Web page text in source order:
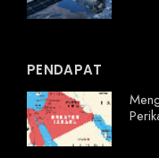
PENDAPAT